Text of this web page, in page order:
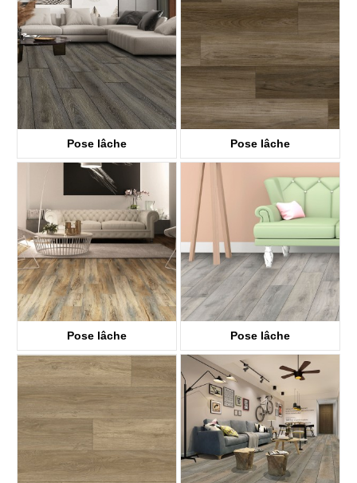
KTV8036
Pose lâche
KTV8028
Pose lâche
Pose lâche
KTV8008
Pose lâche
KTV8021